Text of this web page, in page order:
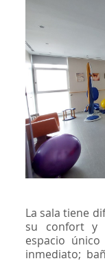
La sala tiene
su confort y
espacio
inmediato;